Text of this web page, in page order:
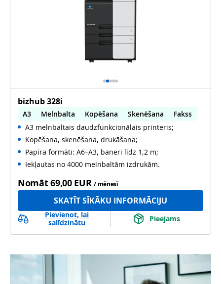
bizhub 328i
A3 Melnbalta Kopēšana Skenēšana
Fakss
Automātiska abpusēja druka
Automātiska abpusēja skenēšana
A3 melnbaltais daudzfunkcionālais printeris;
Kopēšana, skenēšana, drukāšana;
Papīra formāti: A6–A3, baneri līdz 1,2 m;
Iekļautas no 4000 melnbaltām izdrukām.
Nomāt69,00 EUR / mēnesī
SKATĪT SĪKĀKU INFORMĀCIJU
Pievienot, lai
salīdzinātu
Pieejams